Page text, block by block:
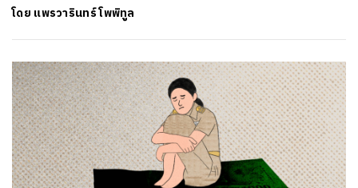
โดย แพรวารินทร์ โพพิทูล